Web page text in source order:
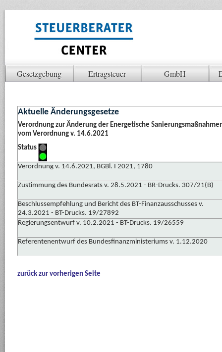
Gesetzgebung Ertragsteuer GmbH
Aktuelle Änderungsgesetze
Verordnung zur Änderung der Energetische
vom Verordnung v. 14.6.2021
Status
Verordnung v. 14.6.2021, BGBl. I 2021, 1780
Zustimmung des Bundesrats v. 28.5.2021 - BR-Drucks. 307/21(B)
Beschlussempfehlung und Bericht des BT-Finanzausschusses v.
24.3.2021 - BT-Drucks. 19/27892
Regierungsentwurf v. 10.2.2021 - BT-Drucks. 19/26559
Referentenentwurf des Bundesfinanzministeriums v. 1.12.2020
zurück zur vorherigen Seite